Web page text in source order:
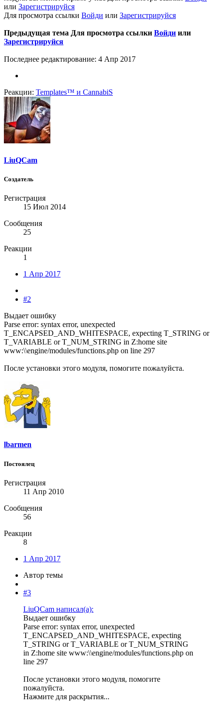
или Зарегистрируйся
Для просмотра ссылки Войди или Зарегистрируйся
Предыдущая тема Для просмотра ссылки Войди или
Зарегистрируйся
Последнее редактирование: 4 Апр 2017
Реакции: Templates™ и CannabiS
LiuQCam
Создатель
Регистрация
15 Июл 2014
Сообщения
25
Реакции
1
1 Апр 2017
#2
Выдает ошибку
Parse error: syntax error, unexpected
T_ENCAPSED_AND_WHITESPACE, expecting T_STRING or
T_VARIABLE or T_NUM_STRING in Z:home site
www:\\engine/modules/functions.php on line 297
После установки этого модуля, помогите пожалуйста.
lbarmen
Постоялец
Регистрация
11 Апр 2010
Сообщения
56
Реакции
8
1 Апр 2017
Автор темы
#3
LiuQCam написал(а):
Выдает ошибку
Parse error: syntax error, unexpected
T_ENCAPSED_AND_WHITESPACE, expecting
T_STRING or T_VARIABLE or T_NUM_STRING
in Z:home site www:\\engine/modules/functions.php on
line 297
После установки этого модуля, помогите
пожалуйста.
Нажмите для раскрытия...